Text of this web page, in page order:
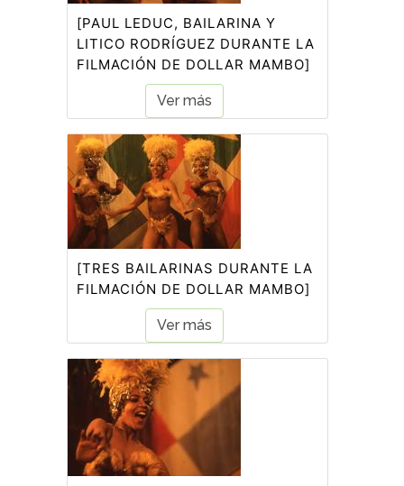
[PAUL LEDUC, BAILARINA Y
LITICO RODRÍGUEZ DURANTE LA
FILMACIÓN DE DOLLAR MAMBO]
Ver más
[TRES BAILARINAS DURANTE LA
FILMACIÓN DE DOLLAR MAMBO]
Ver más